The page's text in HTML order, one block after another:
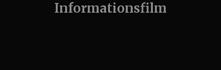
Informationsfilm